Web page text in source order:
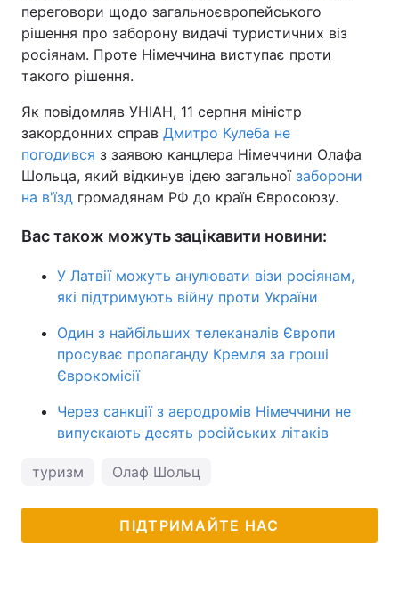
переговори щодо загальноєвропейського
рішення про заборону видачі туристичних віз
росіянам. Проте Німеччина виступає проти
такого рішення.
Як повідомляв УНІАН, 11 серпня міністр
закордонних справ Дмитро Кулеба не
погодився з заявою канцлера Німеччини Олафа
Шольца, який відкинув ідею загальної заборони
на в'їзд громадянам РФ до країн Євросоюзу.
Вас також можуть зацікавити новини:
У Латвії можуть анулювати візи росіянам,
які підтримують війну проти України
Один з найбільших телеканалів Європи
просуває пропаганду Кремля за гроші
Єврокомісії
Через санкції з аеродромів Німеччини не
випускають десять російських літаків
туризм Олаф Шольц
ПІДТРИМАЙТЕ НАС